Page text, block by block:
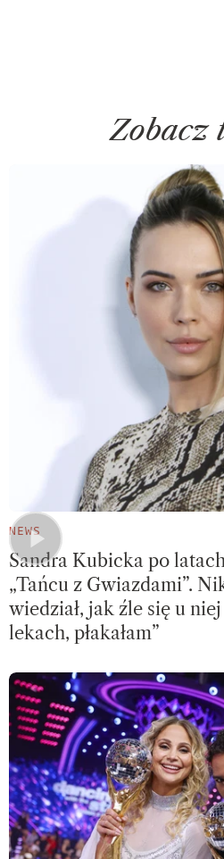
Zobacz
NEWS
Sandra Kubicka po
„Tańcu z Gwiazdami”.
wiedział, jak źle się u niej
lekach, płakałam”